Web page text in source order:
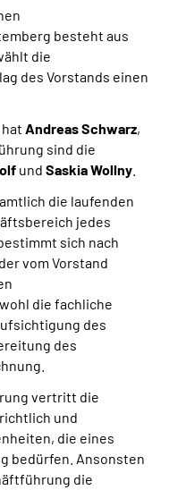
besteht aus
die
des Vorstands einen
Andreas Schwarz,
sind die
und Saskia Wollny
die laufenden
jedes
sich nach
vom Vorstand
die fachliche
des
des
vertritt die
und
die eines
bedürfen. Ansonsten
die